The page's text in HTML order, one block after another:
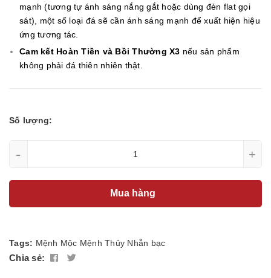
mạnh (tương tự ánh sáng nắng gắt hoặc dùng đèn flat gọi
sát), một số loại đá sẽ cần ánh sáng mạnh để xuất hiện hiệu
ứng tương tác.
Cam kết Hoàn Tiền và Bồi Thường X3 nếu sản phẩm
không phải đá thiên nhiên thật.
Số lượng:
- +
Mua hàng
Tags: Mệnh Mộc Mệnh Thủy Nhẫn bạc
Chia sẻ: